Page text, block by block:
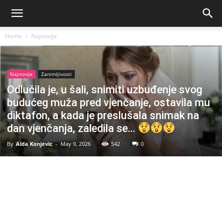
Home Najnovije
Najnovije Zanimljivosti
Odlučila je, u šali, snimiti uzbuđenje svog
budućeg muža pred vjenčanje, ostavila mu
diktafon, a kada je preslušala snimak na
dan vjenčanja, zaledila se…
By Aida Konjevic - May 9, 2026 542 0